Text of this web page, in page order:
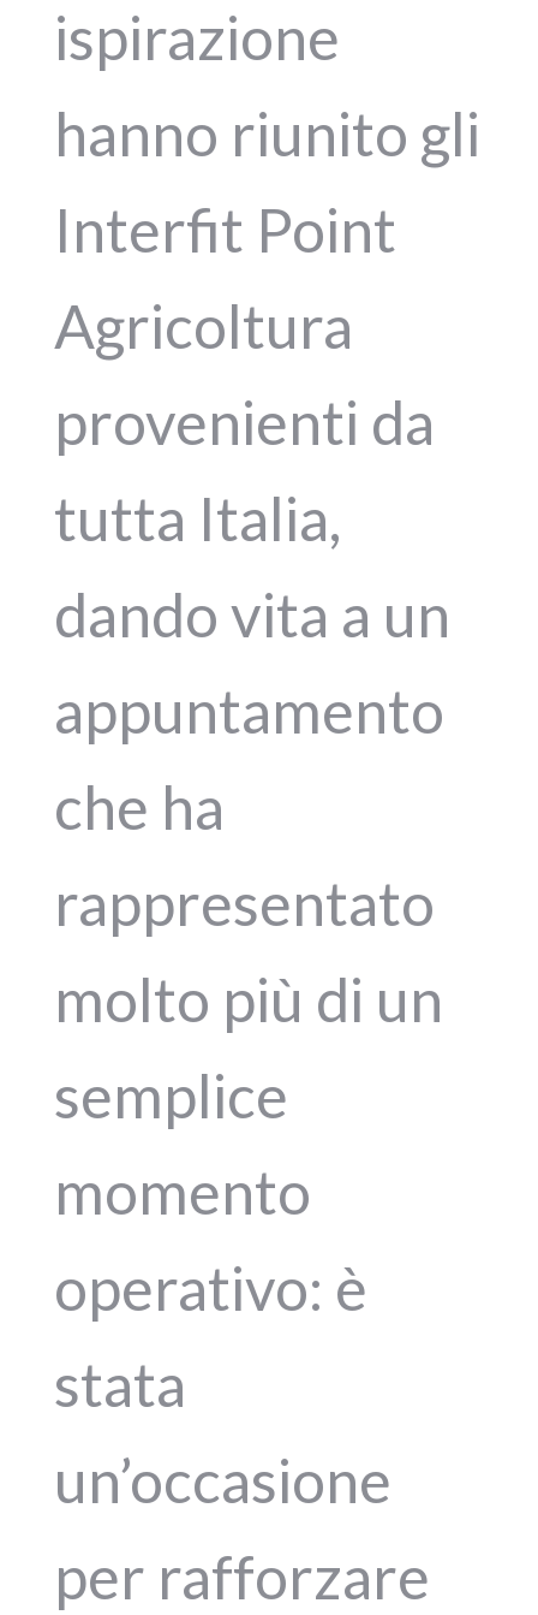
ispirazione
hanno riunito gli
Interfit Point
Agricoltura
provenienti da
tutta Italia,
dando vita a un
appuntamento
che ha
rappresentato
molto più di un
semplice
momento
operativo: è
stata
un’occasione
per rafforzare